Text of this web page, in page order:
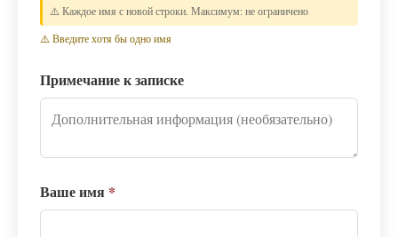
⚠️ Каждое имя с новой строки. Максимум: не ограничено
⚠️ Введите хотя бы одно имя
Примечание к записке
Ваше имя *